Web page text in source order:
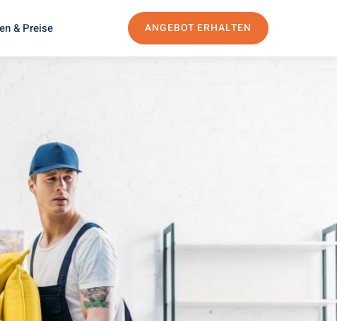
& Preise ANGEBOT ERHALTEN